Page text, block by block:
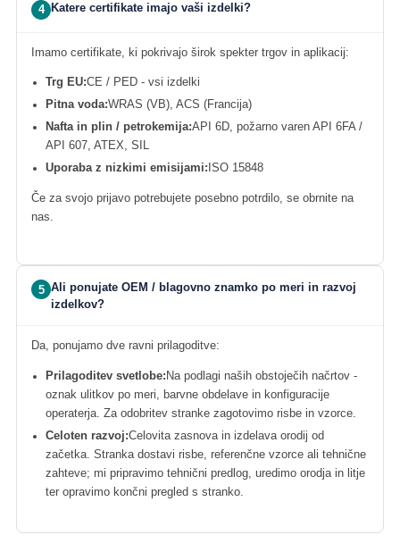
4 Katere certifikate imajo vaši izdelki?
Imamo certifikate, ki pokrivajo širok spekter trgov in aplikacij:
Trg EU:CE / PED - vsi izdelki
Pitna voda:WRAS (VB), ACS (Francija)
Nafta in plin / petrokemija:API 6D, požarno varen API 6FA /
API 607, ATEX, SIL
Uporaba z nizkimi emisijami: ISO 15848
Če za svojo prijavo potrebujete posebno potrdilo, se obrnite na
nas.
5 Ali ponujate OEM / blagovno znamko po meri in razvoj
izdelkov?
Da, ponujamo dve ravni prilagoditve:
Prilagoditev svetlobe: Na podlagi naših obstoječih načrtov -
oznak ulitkov po meri, barvne obdelave in konfiguracije
operaterja. Za odobritev stranke zagotovimo risbe in vzorce.
Celoten razvoj:Celovita zasnova in izdelava orodij od
začetka. Stranka dostavi risbe, referenčne vzorce ali tehnične
zahteve; mi pripravimo tehnični predlog, uredimo orodja in litje
ter opravimo končni pregled s stranko.